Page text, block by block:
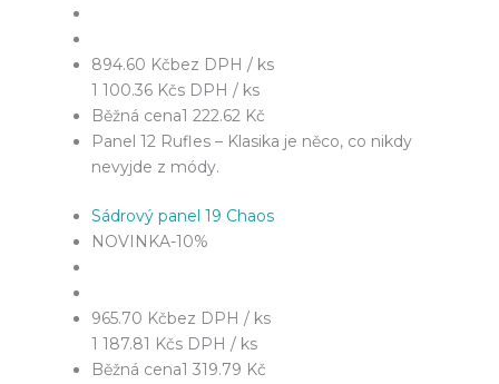
894.60 Kčbez DPH / ks
1 100.36 Kčs DPH / ks
Běžná cena1 222.62 Kč
Panel 12 Rufles – Klasika je něco, co nikdy
nevyjde z módy.
Sádrový panel 19 Chaos
NOVINKA-10%
965.70 Kčbez DPH / ks
1 187.81 Kčs DPH / ks
Běžná cena1 319.79 Kč